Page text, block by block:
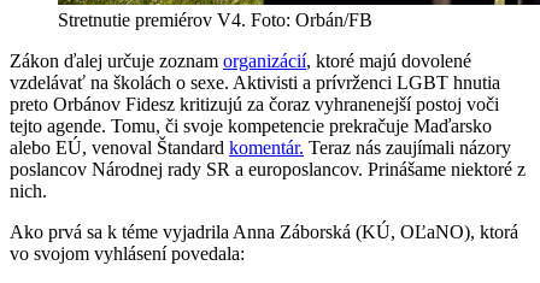
Stretnutie premiérov V4. Foto: Orbán/FB
Zákon ďalej určuje zoznam organizácií, ktoré majú dovolené
vzdelávať na školách o sexe. Aktivisti a prívrženci LGBT hnutia
preto Orbánov Fidesz kritizujú za čoraz vyhranenejší postoj voči
tejto agende. Tomu, či svoje kompetencie prekračuje Maďarsko
alebo EÚ, venoval Štandard komentár. Teraz nás zaujímali názory
poslancov Národnej rady SR a europoslancov. Prinášame niektoré z
nich.
Ako prvá sa k téme vyjadrila Anna Záborská (KÚ, OĽaNO), ktorá
vo svojom vyhlásení povedala: